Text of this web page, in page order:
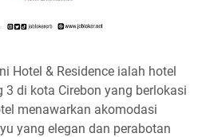
Hotel & Residence ialah hotel
di kota Cirebon yang berlokasi
menawarkan akomodasi
yang elegan dan perabotan